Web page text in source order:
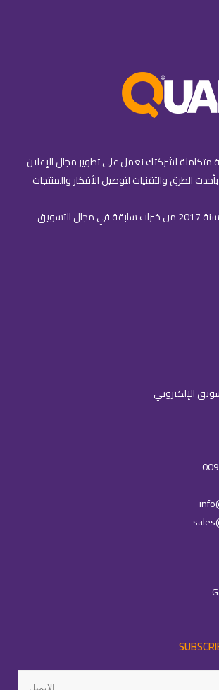
متكاملة لشركتك نعمل على تطوير مجال الإعلان
الطرق والتقنيات لتوصيل الأفكار والمنتجات
تأسست الشركة في سنة 2017 من خبرات سابقة في مجال التسويق